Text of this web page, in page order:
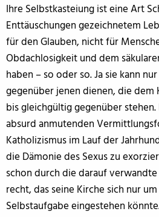
Ihre Selbstkasteiung ist eine Art
Enttäuschungen gezeichnetem
für den Glauben, nicht für
Obdachlosigkeit und dem
haben – so oder so. Ja sie kann
gegenüber jenen dienen, die dem
bis gleichgültig gegenüber
absurd anmutenden
Katholizismus im Lauf der
die Dämonie des Sexus zu
schon durch die darauf
recht, das seine Kirche sich nur
Selbstaufgabe eingestehen